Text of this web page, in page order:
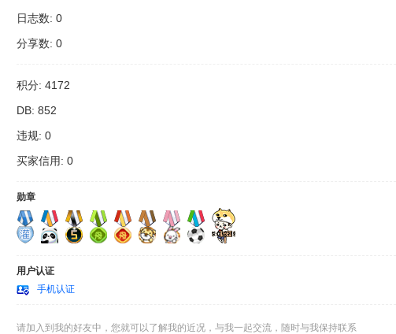
日志数: 0
分享数: 0
积分: 4172
DB: 852
违规: 0
买家信用: 0
勋章
用户认证
手机认证
请加入到我的好友中，您就可以了解我的近况，与我一起交流，随时与我保持联系